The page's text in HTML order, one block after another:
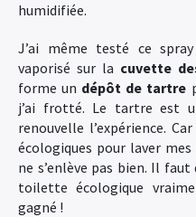
humidifiée.
J’ai même testé ce
vaporisé sur la cuvette
forme un dépôt de tartre
j’ai frotté. Le tartre est
renouvelle l’expérience.
écologiques pour laver
ne s’enlève pas bien. Il
toilette écologique
gagné !